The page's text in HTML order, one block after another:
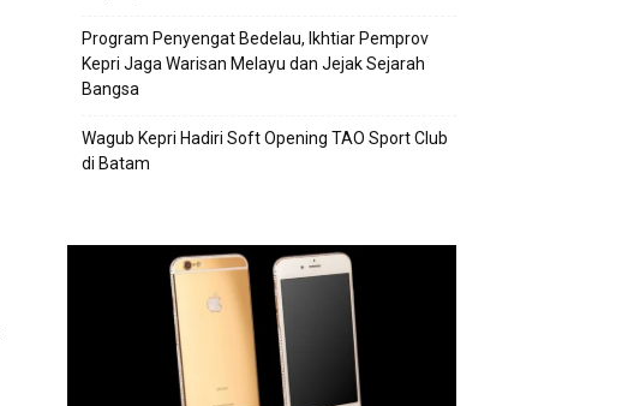
Program Penyengat Bedelau, Ikhtiar Pemprov
Kepri Jaga Warisan Melayu dan Jejak Sejarah
Bangsa
Wagub Kepri Hadiri Soft Opening TAO Sport Club
di Batam